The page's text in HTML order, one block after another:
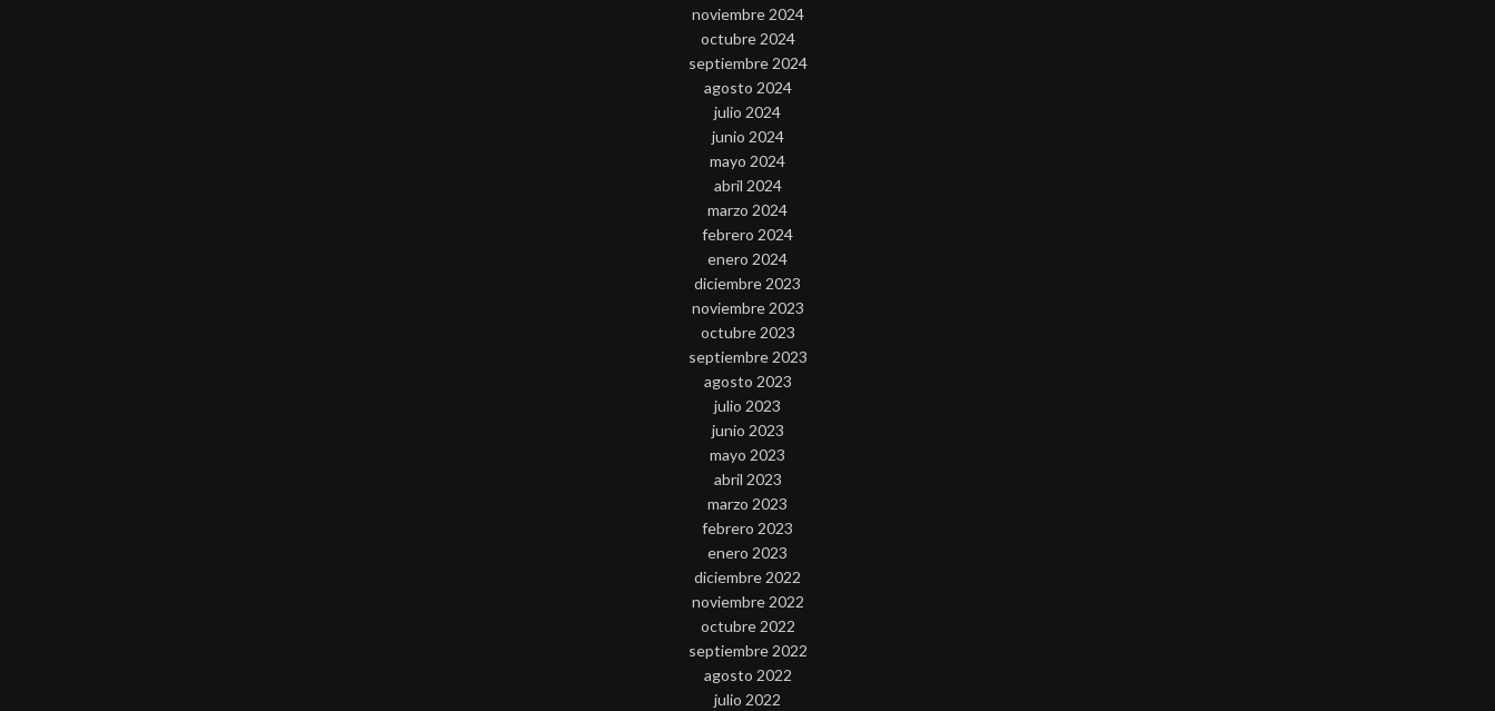
noviembre 2024
octubre 2024
septiembre 2024
agosto 2024
julio 2024
junio 2024
mayo 2024
abril 2024
marzo 2024
febrero 2024
enero 2024
diciembre 2023
noviembre 2023
octubre 2023
septiembre 2023
agosto 2023
julio 2023
junio 2023
mayo 2023
abril 2023
marzo 2023
febrero 2023
enero 2023
diciembre 2022
noviembre 2022
octubre 2022
septiembre 2022
agosto 2022
julio 2022